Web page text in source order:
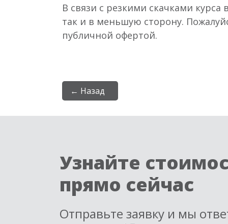
В связи с резкими скачками
так и в меньшую сторону.
публичной офертой.
← Назад
Узнайте
прямо сейчас
Отправьте заявку и мы